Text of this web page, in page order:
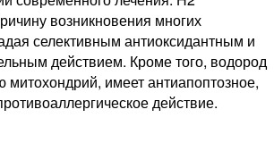
возникновения многих
селективным антиоксидантным и
действием. Кроме того, водород
имеет антиапоптозное,
действие.